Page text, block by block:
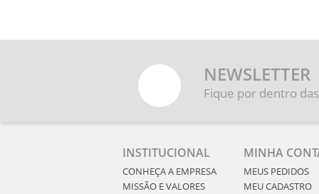
NEWSLETTER
Fique por dentro
INSTITUCIONAL
CONHEÇA A EMPRESA
MISSÃO E VALORES
MINHA
MEUS PEDIDOS
MEU CADASTRO